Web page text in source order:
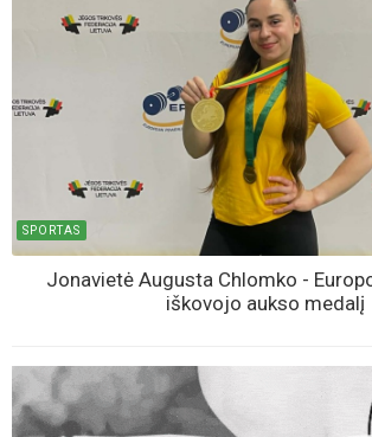
SPORTAS
Jonavietė Augusta Chlomko -
iškovojo aukso medalį